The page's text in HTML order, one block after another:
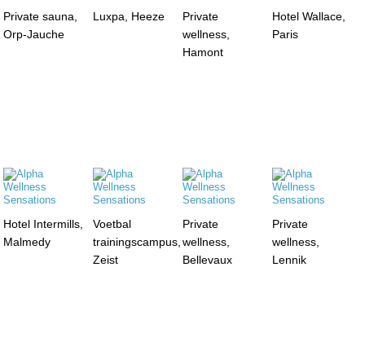
Private sauna,
Orp-Jauche
Luxpa, Heeze
Private
wellness,
Hamont
Hotel Wallace,
Paris
Hotel Intermills,
Malmedy
Voetbal
trainingscampus,
Zeist
Private
wellness,
Bellevaux
Private
wellness,
Lennik